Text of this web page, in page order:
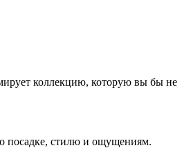
коллекцию, которую вы бы не
посадке, стилю и ощущениям.